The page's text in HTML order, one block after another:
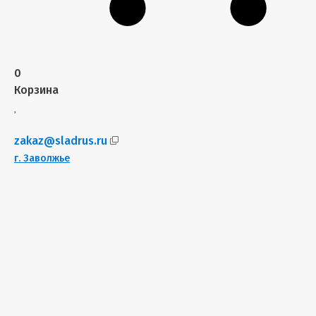
0
Корзина
zakaz@sladrus.ru
г. Заволжье